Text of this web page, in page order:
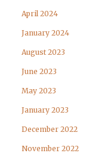
April 2024
January 2024
August 2023
June 2023
May 2023
January 2023
December 2022
November 2022